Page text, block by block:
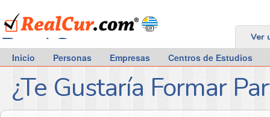
RealCur.com Ver
Inicio Personas Empresas Centros de Estudios
¿Te Gustaría Formar